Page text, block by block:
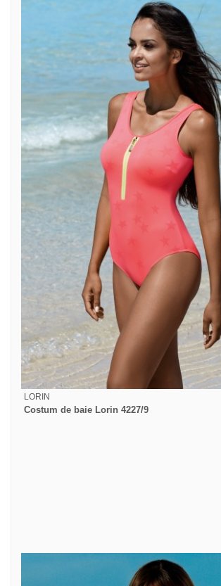
LORIN
Costum de baie Lorin 4227/9